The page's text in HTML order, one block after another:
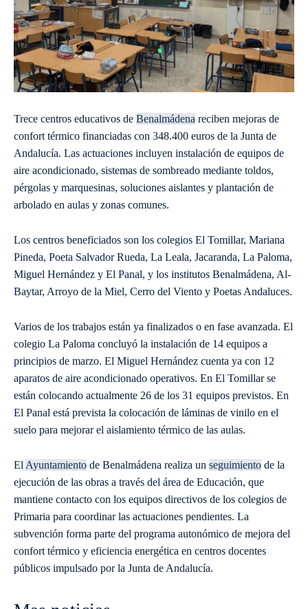
Trece centros educativos de Benalmádena reciben mejoras de
confort térmico financiadas con 348.400 euros de la Junta de
Andalucía. Las actuaciones incluyen instalación de equipos de
aire acondicionado, sistemas de sombreado mediante toldos,
pérgolas y marquesinas, soluciones aislantes y plantación de
arbolado en aulas y zonas comunes.
Los centros beneficiados son los colegios El Tomillar, Mariana
Pineda, Poeta Salvador Rueda, La Leala, Jacaranda, La Paloma,
Miguel Hernández y El Panal, y los institutos Benalmádena, Al-
Baytar, Arroyo de la Miel, Cerro del Viento y Poetas Andaluces.
Varios de los trabajos están ya finalizados o en fase avanzada. El
colegio La Paloma concluyó la instalación de 14 equipos a
principios de marzo. El Miguel Hernández cuenta ya con 12
aparatos de aire acondicionado operativos. En El Tomillar se
están colocando actualmente 26 de los 31 equipos previstos. En
El Panal está prevista la colocación de láminas de vinilo en el
suelo para mejorar el aislamiento térmico de las aulas.
El Ayuntamiento de Benalmádena realiza un seguimiento de la
ejecución de las obras a través del área de Educación, que
mantiene contacto con los equipos directivos de los colegios de
Primaria para coordinar las actuaciones pendientes. La
subvención forma parte del programa autonómico de mejora del
confort térmico y eficiencia energética en centros docentes
públicos impulsado por la Junta de Andalucía.